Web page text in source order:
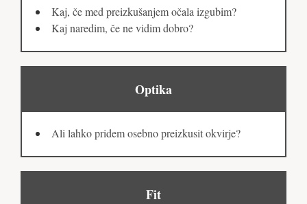
Kaj, če med preizkušanjem očala izgubim?
Kaj naredim, če ne vidim dobro?
Optika
Ali lahko pridem osebno preizkusit okvirje?
Fit